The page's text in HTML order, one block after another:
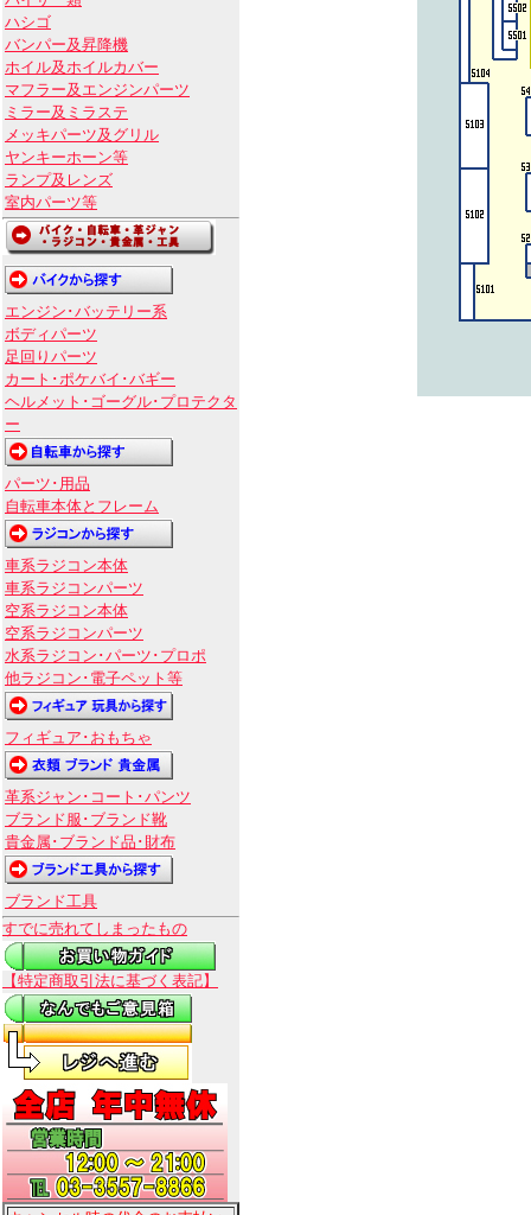
ハシゴ
バンパー及昇降機
ホイル及ホイルカバー
マフラー及エンジンパーツ
ミラー及ミラステ
メッキパーツ及グリル
ヤンキーホーン等
ランプ及レンズ
室内パーツ等
エンジン･バッテリー系
ボディパーツ
足回りパーツ
カート･ポケバイ･バギー
ヘルメット･ゴーグル･プロテクタ
ー
パーツ･用品
自転車本体とフレーム
車系ラジコン本体
車系ラジコンパーツ
空系ラジコン本体
空系ラジコンパーツ
水系ラジコン･パーツ･プロポ
他ラジコン･電子ペット等
フィギュア･おもちゃ
革系ジャン･コート･パンツ
ブランド服･ブランド靴
貴金属･ブランド品･財布
ブランド工具
すでに売れてしまったもの
【特定商取引法に基づく表記】